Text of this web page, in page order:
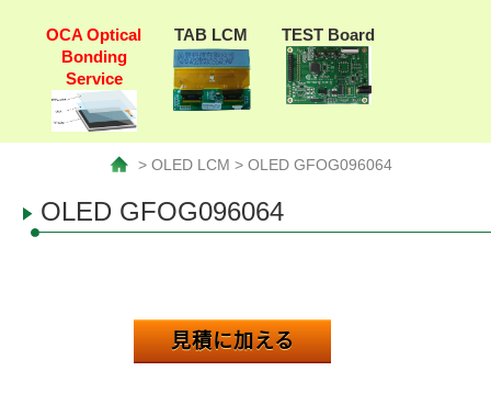
OCA Optical
Bonding
Service
TAB LCM TEST Board
> OLED LCM > OLED GFOG096064
OLED GFOG096064
見積に加える